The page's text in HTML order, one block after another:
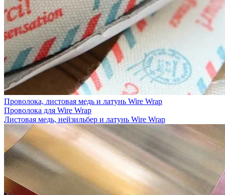
Проволока, листовая медь и латунь Wire Wrap
Проволока для Wire Wrap
Листовая медь, нейзильбер и латунь Wire Wrap